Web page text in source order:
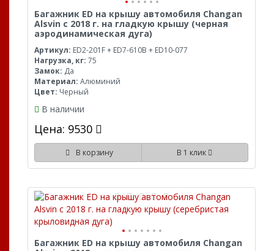
Багажник ED на крышу автомобиля Changan
Alsvin с 2018 г. на гладкую крышу (черная
аэродинамическая дуга)
Артикул: ED2-201F + ED7-610B + ED10-077
Нагрузка, кг: 75
Замок: Да
Материал: Алюминий
Цвет: Черный
В наличии
Цена: 9530
В корзину В 1 клик
Багажник ED на крышу автомобиля Changan